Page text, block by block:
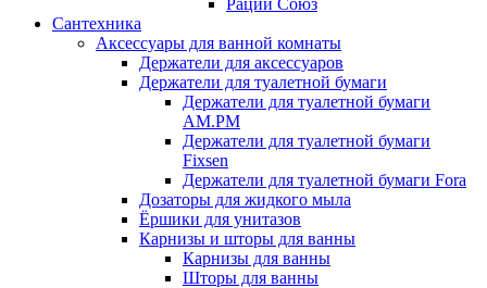
Рации Союз
Сантехника
Аксессуары для ванной комнаты
Держатели для аксессуаров
Держатели для туалетной бумаги
Держатели для туалетной бумаги
AM.PM
Держатели для туалетной бумаги
Fixsen
Держатели для туалетной бумаги Fora
Дозаторы для жидкого мыла
Ёршики для унитазов
Карнизы и шторы для ванны
Карнизы для ванны
Шторы для ванны